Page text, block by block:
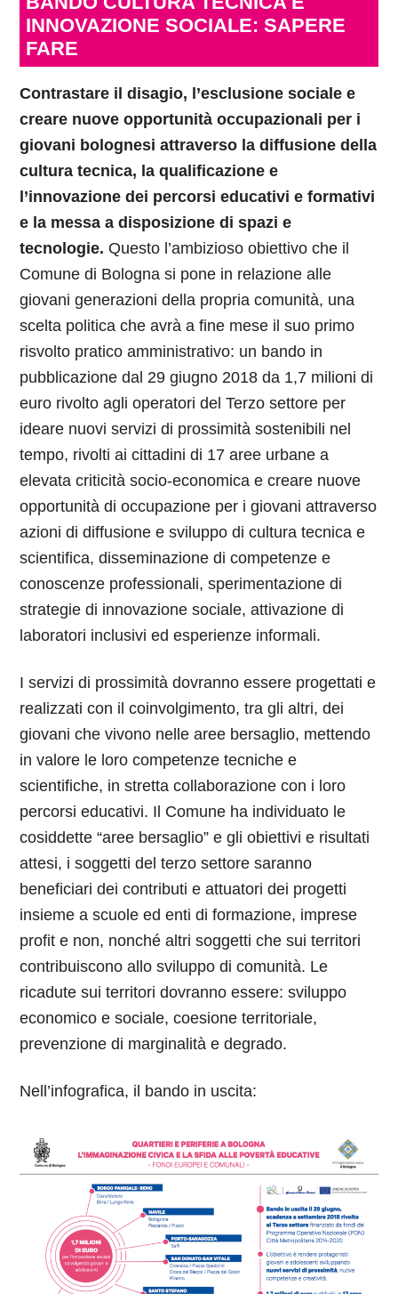
INNOVAZIONE SOCIALE: SAPERE
FARE
Contrastare il disagio, l’esclusione sociale e
creare nuove opportunità occupazionali per i
giovani bolognesi attraverso la diffusione della
cultura tecnica, la qualificazione e
l’innovazione dei percorsi educativi e formativi
e la messa a disposizione di spazi e
tecnologie. Questo l’ambizioso obiettivo che il
Comune di Bologna si pone in relazione alle
giovani generazioni della propria comunità, una
scelta politica che avrà a fine mese il suo primo
risvolto pratico amministrativo: un bando in
pubblicazione dal 29 giugno 2018 da 1,7 milioni di
euro rivolto agli operatori del Terzo settore per
ideare nuovi servizi di prossimità sostenibili nel
tempo, rivolti ai cittadini di 17 aree urbane a
elevata criticità socio-economica e creare nuove
opportunità di occupazione per i giovani attraverso
azioni di diffusione e sviluppo di cultura tecnica e
scientifica, disseminazione di competenze e
conoscenze professionali, sperimentazione di
strategie di innovazione sociale, attivazione di
laboratori inclusivi ed esperienze informali.
I servizi di prossimità dovranno essere progettati e
realizzati con il coinvolgimento, tra gli altri, dei
giovani che vivono nelle aree bersaglio, mettendo
in valore le loro competenze tecniche e
scientifiche, in stretta collaborazione con i loro
percorsi educativi. Il Comune ha individuato le
cosiddette “aree bersaglio” e gli obiettivi e risultati
attesi, i soggetti del terzo settore saranno
beneficiari dei contributi e attuatori dei progetti
insieme a scuole ed enti di formazione, imprese
profit e non, nonché altri soggetti che sui territori
contribuiscono allo sviluppo di comunità. Le
ricadute sui territori dovranno essere: sviluppo
economico e sociale, coesione territoriale,
prevenzione di marginalità e degrado.
Nell’infografica, il bando in uscita: